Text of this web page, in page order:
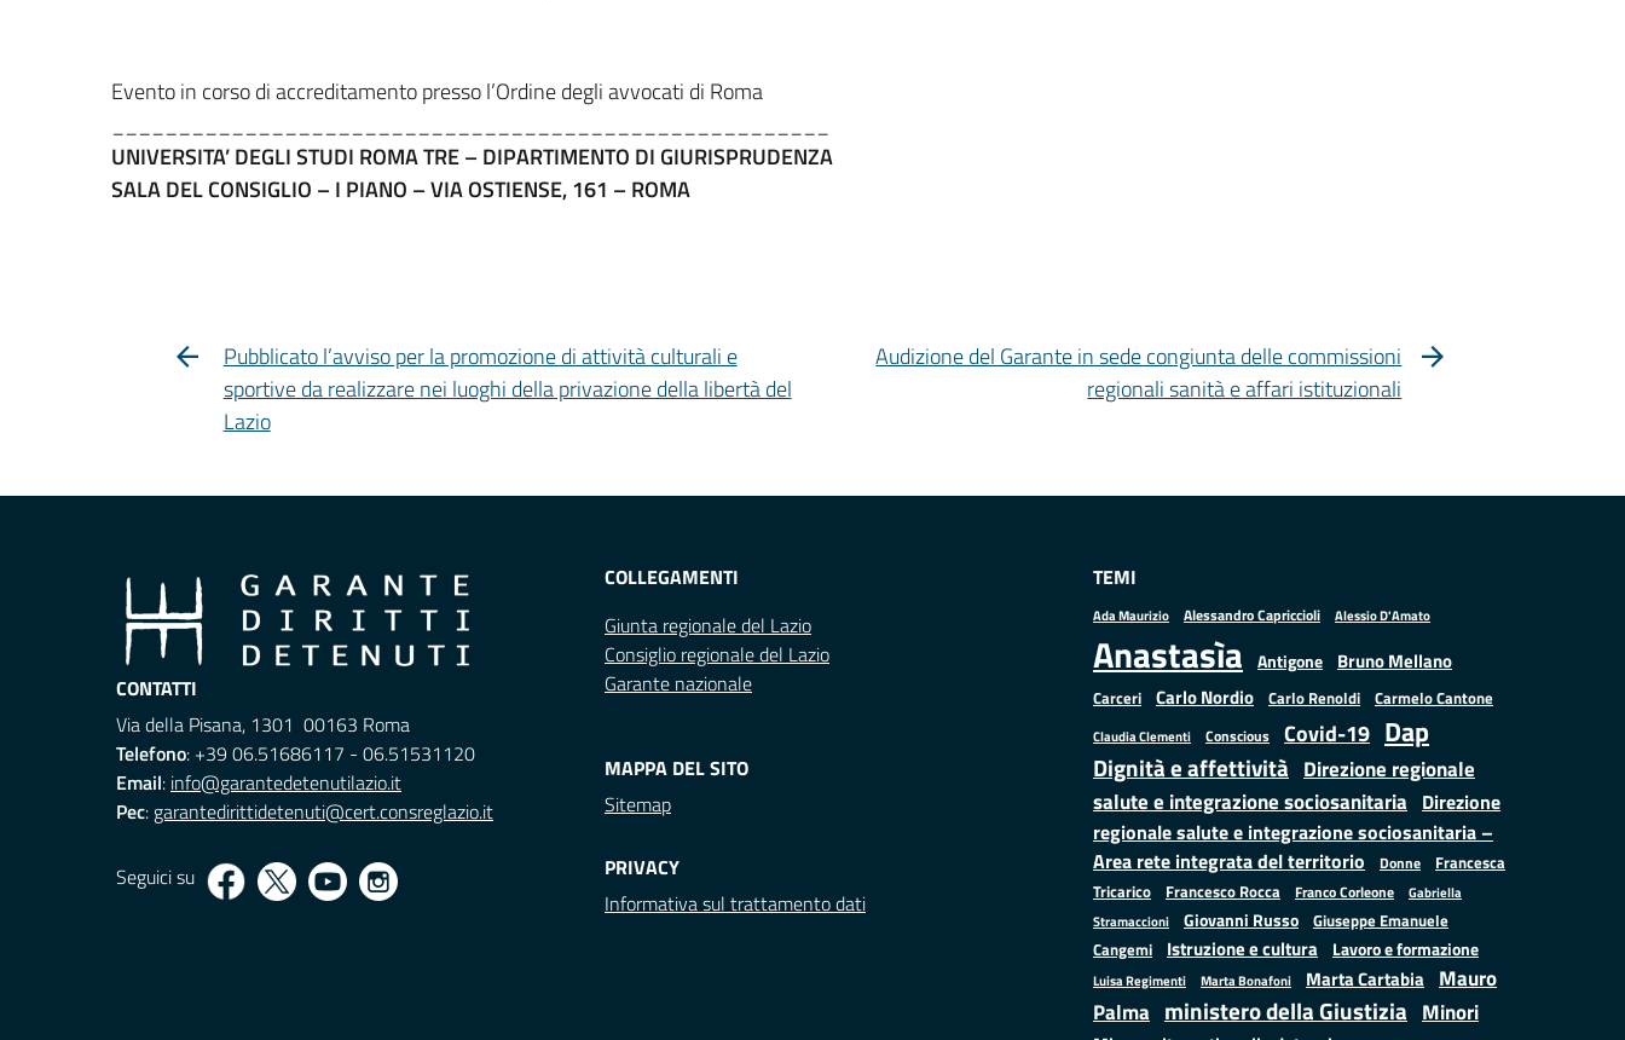
Evento in corso di accreditamento presso l’Ordine degli avvocati di Roma
UNIVERSITA’ DEGLI STUDI ROMA TRE – DIPARTIMENTO DI GIURISPRUDENZA
SALA DEL CONSIGLIO – I PIANO – VIA OSTIENSE, 161 – ROMA
Pubblicato l’avviso per la promozione di attività culturali e
sportive da realizzare nei luoghi della privazione della libertà del
Lazio
Audizione del Garante in sede congiunta delle commissioni
regionali sanità e affari istituzionali
CONTATTI
Via della Pisana, 1301 00163 Roma
Telefono: +39 06.51686117 - 06.51531120
Email: info@garantedetenutilazio.it
Pec: garantedirittidetenuti@cert.consreglazio.it
Seguici su
COLLEGAMENTI
Giunta regionale del Lazio
Consiglio regionale del Lazio
Garante nazionale
MAPPA DEL SITO
Sitemap
PRIVACY
Informativa sul trattamento dati
TEMI
Ada Maurizio Alessandro Capriccioli Alessio D'Amato
Anastasìa Antigone Bruno Mellano
Carceri Carlo Nordio Carlo Renoldi Carmelo Cantone
Claudia Clementi Conscious Covid-19 Dap
Dignità e affettività Direzione regionale
salute e integrazione sociosanitaria Direzione
regionale salute e integrazione sociosanitaria –
Area rete integrata del territorio
Donne
Francesca
Tricarico
Francesco Rocca Franco Corleone
Gabriella
Stramaccioni
Giovanni Russo Giuseppe Emanuele
Cangemi
Istruzione e cultura Lavoro e formazione
Luisa Regimenti Marta Bonafoni Marta Cartabia Mauro
Palma ministero della Giustizia Minori